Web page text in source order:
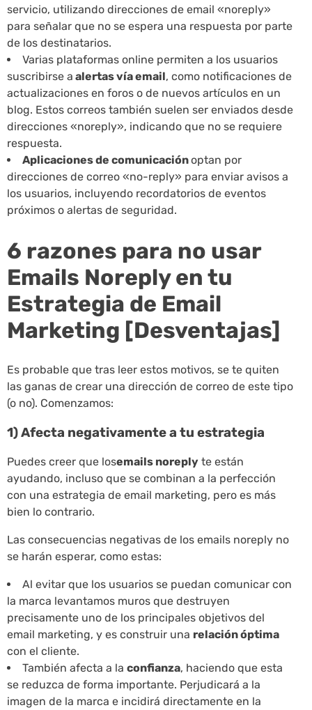
servicio, utilizando direcciones de email «noreply»
para señalar que no se espera una respuesta por parte
de los destinatarios.
Varias plataformas online permiten a los usuarios
suscribirse a alertas vía email, como notificaciones de
actualizaciones en foros o de nuevos artículos en un
blog. Estos correos también suelen ser enviados desde
direcciones «noreply», indicando que no se requiere
respuesta.
Aplicaciones de comunicaciónoptan por
direcciones de correo «no-reply» para enviar avisos a
los usuarios, incluyendo recordatorios de eventos
próximos o alertas de seguridad.
6 razones para no usar
Emails Noreply en tu
Estrategia de Email
Marketing [Desventajas]
Es probable que tras leer estos motivos, se te quiten
las ganas de crear una dirección de correo de este tipo
(o no). Comenzamos:
1) Afecta negativamente a tu estrategia
Puedes creer que losemails noreply te están
ayudando, incluso que se combinan a la perfección
con una estrategia de email marketing, pero es más
bien lo contrario.
Las consecuencias negativas de los emails noreply no
se harán esperar, como estas:
Al evitar que los usuarios se puedan comunicar con
la marca levantamos muros que destruyen
precisamente uno de los principales objetivos del
email marketing, y es construir una relación óptima
con el cliente.
También afecta a la confianza, haciendo que esta
se reduzca de forma importante. Perjudicará a la
imagen de la marca e incidirá directamente en la